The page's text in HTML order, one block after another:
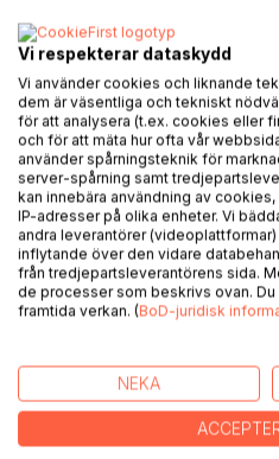
BESKRIVNING
Narren handlar om hur fler
hur deras anpassning går. De
som kommer dit för första
sätts åter på prov.
En fiende rymmer från sitt
han gör sig osynlig och vika
att sedan skolas till narr av
har ambitionen att komma till.
med om i denna bok.
Vi respekterar dataskydd
Vi använder cookies och liknande
dem är väsentliga och tekniskt
för att analysera (t.ex. cookies eller
och för att mäta hur ofta vår
använder spårningsteknik för
server-spårning samt
kan innebära användning av
IP-adresser på olika enheter. Vi
andra leverantörer
inflytande över den vidare
från tredjepartsleverantörens sida.
de processer som beskrivs ovan.
framtida verkan. (BoD-juridisk
NEKA